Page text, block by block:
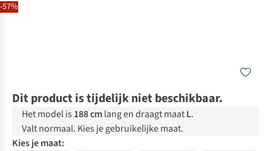
-57%
Dit product is tijdelijk niet beschikbaar.
Het model is 188 cmlang en draagt maatL.
Valt normaal. Kies je gebruikelijke maat.
Kies je maat: